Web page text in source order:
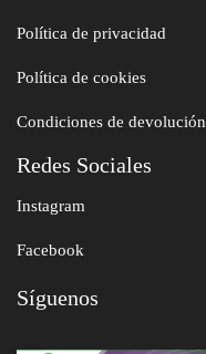
Política de privacidad
Política de cookies
Condiciones de devolución
Redes Sociales
Instagram
Facebook
Síguenos